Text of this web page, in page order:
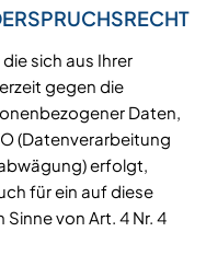
sich aus Ihrer
gegen die
Daten,
(Datenverarbeitung
erfolgt,
für ein auf diese
von Art. 4 Nr. 4